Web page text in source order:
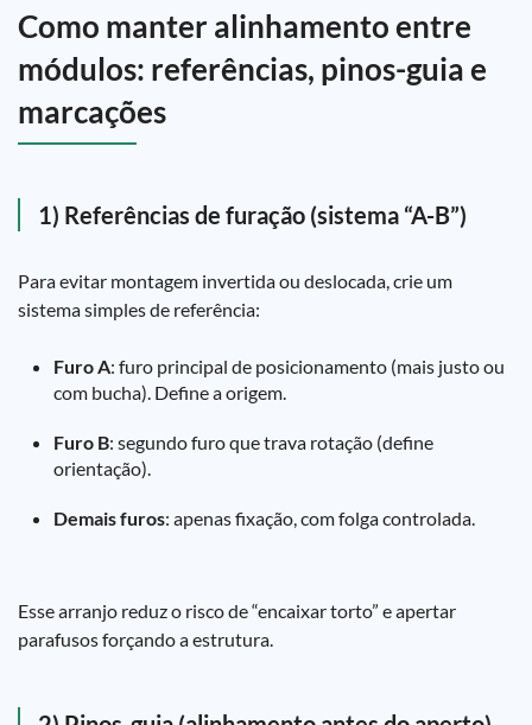
Como manter alinhamento entre
módulos: referências, pinos-guia e
marcações
1) Referências de furação (sistema “A-B”)
Para evitar montagem invertida ou deslocada, crie um
sistema simples de referência:
Furo A: furo principal de posicionamento (mais justo ou
com bucha). Define a origem.
Furo B: segundo furo que trava rotação (define
orientação).
Demais furos: apenas fixação, com folga controlada.
Esse arranjo reduz o risco de “encaixar torto” e apertar
parafusos forçando a estrutura.